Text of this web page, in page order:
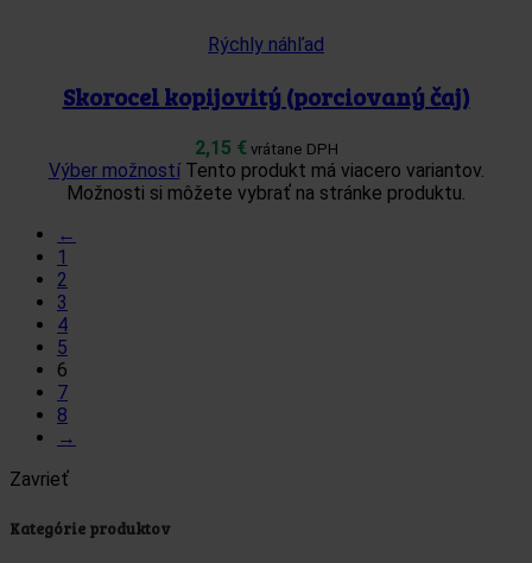
Rýchly náhľad
Skorocel kopijovitý (porciovaný čaj)
2,15 €vrátane DPH
Výber možností Tento produkt má viacero variantov.
Možnosti si môžete vybrať na stránke produktu.
←
1
2
3
4
5
6
7
8
→
Zavrieť
Kategórie produktov